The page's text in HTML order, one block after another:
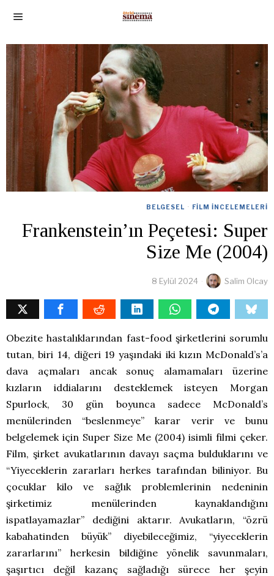
BELGESEL · FILM İNCELEMELERI
Frankenstein’ın Peçetesi: Super
Size Me (2004)
8 Eylül 2024 Salim Olcay
Obezite hastalıklarından fast-food şirketlerini sorumlu
tutan, biri 14, diğeri 19 yaşındaki iki kızın McDonald’s’a
dava açmaları ancak sonuç alamamaları üzerine
kızların iddialarını desteklemek isteyen Morgan
Spurlock, 30 gün boyunca sadece McDonald’s
menülerinden “beslenmeye” karar verir ve bunu
belgelemek için Super Size Me (2004) isimli filmi çeker.
Film, şirket avukatlarının davayı saçma bulduklarını ve
“Yiyeceklerin zararları herkes tarafından biliniyor. Bu
çocuklar kilo ve sağlık problemlerinin nedeninin
şirketimiz menülerinden kaynaklandığını
ispatlayamazlar” dediğini aktarır. Avukatların, “özrü
kabahatinden büyük” diyebileceğimiz, “yiyeceklerin
zararlarını” herkesin bildiğine yönelik savunmaları,
şaşırtıcı değil kazanç sağladığı sürece her şeyin